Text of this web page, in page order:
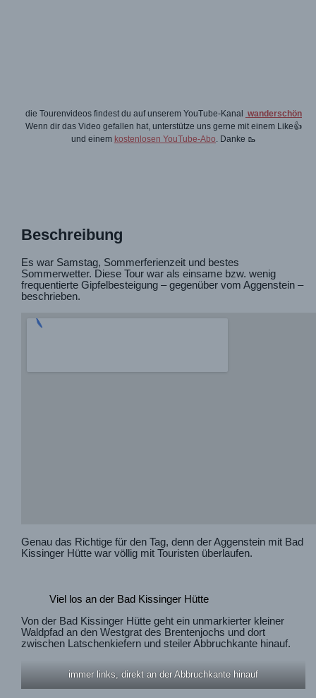
die Tourenvideos findest du auf unserem YouTube-Kanal wanderschön
Wenn dir das Video gefallen hat, unterstütze uns gerne mit einem Like👍
und einem kostenlosen YouTube-Abo . Danke 🥾
Beschreibung
Es war Samstag, Sommerferienzeit und bestes
Sommerwetter. Diese Tour war als einsame bzw. wenig
frequentierte Gipfelbesteigung – gegenüber vom Aggenstein –
beschrieben.
Genau das Richtige für den Tag, denn der Aggenstein mit Bad
Kissinger Hütte war völlig mit Touristen überlaufen.
Viel los an der Bad Kissinger Hütte
Von der Bad Kissinger Hütte geht ein unmarkierter kleiner
Waldpfad an den Westgrat des Brentenjochs und dort
zwischen Latschenkiefern und steiler Abbruchkante hinauf.
immer links, direkt an der Abbruchkante hinauf